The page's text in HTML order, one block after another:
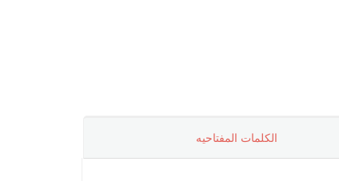
الکلمات المفتاحیه